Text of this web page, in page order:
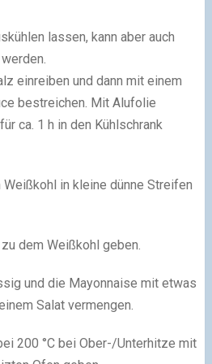
lassen, kann aber auch
einreiben und dann mit einem
bestreichen. Mit Alufolie
ca. 1 h in den Kühlschrank
in kleine dünne Streifen
dem Weißkohl geben.
und die Mayonnaise mit etwas
Salat vermengen.
200 °C bei Ober-/Unterhitze mit